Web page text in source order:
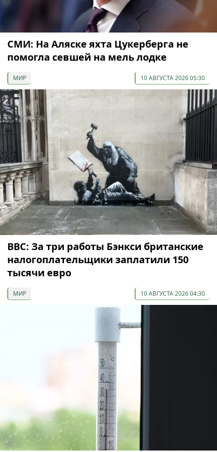
СМИ: На Аляске яхта Цукерберга не
помогла севшей на мель лодке
МИР 10 АВГУСТА 2026 05:30
ВВС: За три работы Бэнкси британские
налогоплательщики заплатили 150
тысячи евро
МИР 10 АВГУСТА 2026 04:30